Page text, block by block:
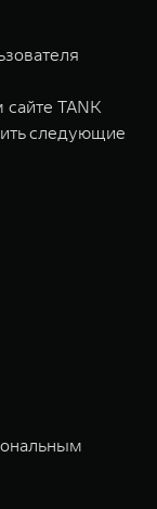
TANK
следующие